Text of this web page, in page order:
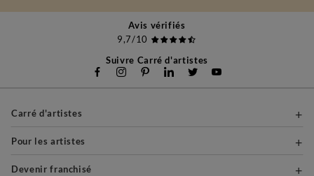
Avis vérifiés
9,7/10
Suivre Carré d'artistes
Carré d'artistes
Pour les artistes
Devenir franchisé